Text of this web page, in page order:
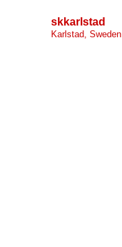
skkarlstad
Karlstad, Sweden